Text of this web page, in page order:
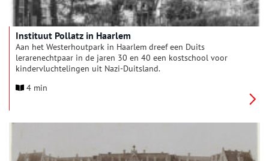
Instituut Pollatz in Haarlem
Aan het Westerhoutpark in Haarlem dreef een Duits
lerarenechtpaar in de jaren 30 en 40 een kostschool voor
kindervluchtelingen uit Nazi-Duitsland.
4 min